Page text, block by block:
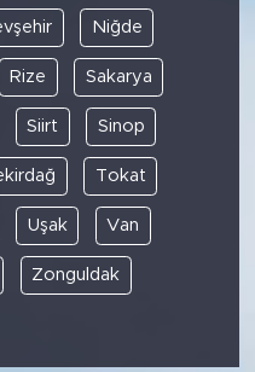
Niğde
Rize Sakarya
Siirt Sinop
Tokat
Uşak Van
Zonguldak